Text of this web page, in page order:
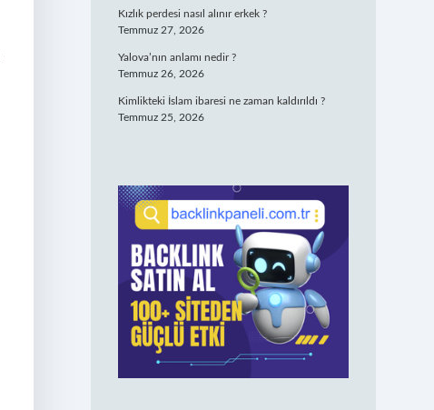
Kızlık perdesi nasıl alınır erkek ?
Temmuz 27, 2026
Yalova’nın anlamı nedir ?
Temmuz 26, 2026
Kimlikteki İslam ibaresi ne zaman kaldırıldı ?
Temmuz 25, 2026